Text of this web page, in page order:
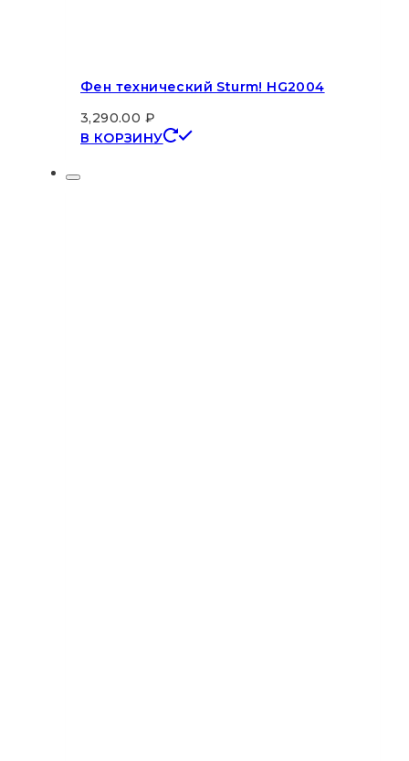
Фен технический Sturm! HG2004
3,290.00 ₽
В КОРЗИНУ